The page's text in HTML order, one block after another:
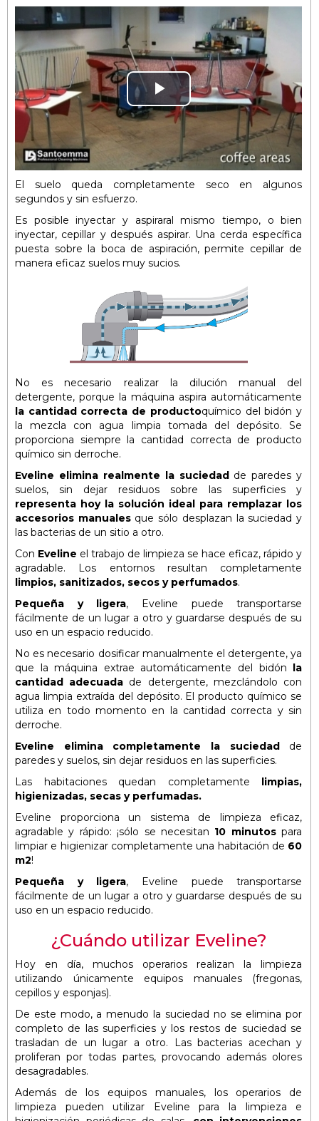
Play
Video
El suelo queda completamente seco en algunos
segundos y sin esfuerzo.
Es posible inyectar y aspiraral mismo tiempo, o bien
inyectar, cepillar y después aspirar. Una cerda específica
puesta sobre la boca de aspiración, permite cepillar de
manera eficaz suelos muy sucios.
No es necesario realizar la dilución manual del
detergente, porque la máquina aspira automáticamente
la cantidad correcta de productoquímico del bidón y
la mezcla con agua limpia tomada del depósito. Se
proporciona siempre la cantidad correcta de producto
químico sin derroche.
Eveline elimina realmente la suciedad de paredes y
suelos, sin dejar residuos sobre las superficies y
representa hoy la solución ideal para remplazar los
accesorios manualesque sólo desplazan la suciedad y
las bacterias de un sitio a otro.
Con Eveline el trabajo de limpieza se hace eficaz, rápido y
agradable. Los entornos resultan completamente
limpios, sanitizados, secos y perfumados.
Pequeña y ligera, Eveline puede transportarse
fácilmente de un lugar a otro y guardarse después de su
uso en un espacio reducido.
No es necesario dosificar manualmente el detergente, ya
que la máquina extrae automáticamente del bidón
la
cantidad adecuada de detergente, mezclándolo con
agua limpia extraída del depósito. El producto químico se
utiliza en todo momento en la cantidad correcta y sin
derroche.
Eveline elimina completamente la suciedad
de
paredes y suelos, sin dejar residuos en las superficies.
Las habitaciones quedan completamente
limpias,
higienizadas, secas y perfumadas.
Eveline proporciona un sistema de limpieza eficaz,
agradable y rápido: ¡sólo se necesitan 10 minutospara
limpiar e higienizar completamente una habitación de 60
m2!
Pequeña y ligera, Eveline puede transportarse
fácilmente de un lugar a otro y guardarse después de su
uso en un espacio reducido.
¿Cuándo utilizar Eveline?
Hoy en día, muchos operarios realizan la limpieza
utilizando únicamente equipos manuales (fregonas,
cepillos y esponjas).
De este modo, a menudo la suciedad no se elimina por
completo de las superficies y los restos de suciedad se
trasladan de un lugar a otro. Las bacterias acechan y
proliferan por todas partes, provocando además olores
desagradables.
Además de los equipos manuales, los operarios de
limpieza pueden utilizar Eveline para la limpieza e